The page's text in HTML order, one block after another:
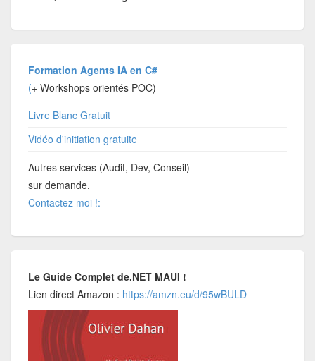
Formation Agents IA en C#
(+ Workshops orientés POC)
Livre Blanc Gratuit
Vidéo d'initiation gratuite
Autres services (Audit, Dev, Conseil)
sur demande.
Contactez moi !:
Le Guide Complet de.NET MAUI !
Lien direct Amazon : https://amzn.eu/d/95wBULD